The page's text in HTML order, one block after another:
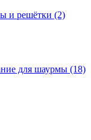
и решётки (2)
для шаурмы (18)